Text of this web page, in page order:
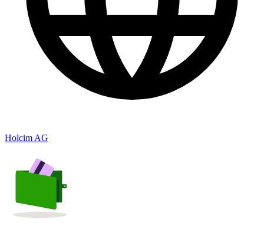
Holcim AG